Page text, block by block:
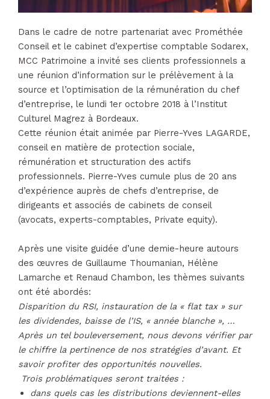
Dans le cadre de notre partenariat avec Prométhée
Conseil et le cabinet d’expertise comptable Sodarex,
MCC Patrimoine a invité ses clients professionnels a
une réunion d’information sur le prélèvement à la
source et l’optimisation de la rémunération du chef
d’entreprise, le lundi 1er octobre 2018 à l’Institut
Culturel Magrez à Bordeaux.
Cette réunion était animée par Pierre-Yves LAGARDE,
conseil en matière de protection sociale,
rémunération et structuration des actifs
professionnels. Pierre-Yves cumule plus de 20 ans
d’expérience auprès de chefs d’entreprise, de
dirigeants et associés de cabinets de conseil
(avocats, experts-comptables, Private equity).
Après une visite guidée d’une demie-heure autours
des œuvres de Guillaume Thoumanian, Hélène
Lamarche et Renaud Chambon, les thèmes suivants
ont été abordés:
Disparition du RSI, instauration de la « flat tax » sur
les dividendes, baisse de l’IS, « année blanche », …
Après un tel bouleversement, nous devons vérifier par
le chiffre la pertinence de nos stratégies d’avant. Et
savoir profiter des opportunités nouvelles.
Trois problématiques seront traitées :
dans quels cas les distributions deviennent-elles